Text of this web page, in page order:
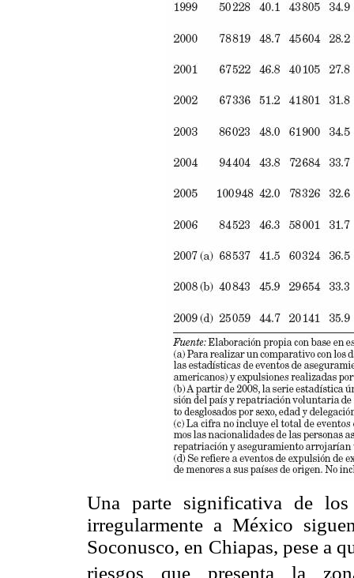
Una parte significativa de
irregularmente a México
Soconusco, en Chiapas, pese a
riesgos que presenta la